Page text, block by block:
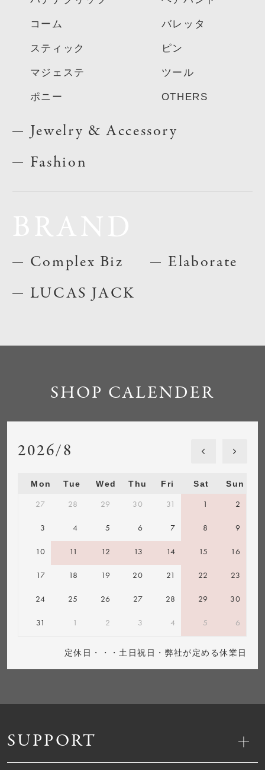
コーム
スティック
マジェステ
ポニー
バレッタ
ピン
ツール
OTHERS
Jewelry & Accessory
Fashion
Complex Biz
LUCAS JACK
Elaborate
SUPPORT
SHOP CALENDER
2026/8
Mon Tue Wed Thu Fri Sat Sun
27 28 29 30 31 1 2
3 4 5 6 7 8 9
10 11 12 13 14 15 16
17 18 19 20 21 22 23
24 25 26 27 28 29 30
31 1 2 3 4 5 6
定休日・・・土日祝日・弊社が定める休業日